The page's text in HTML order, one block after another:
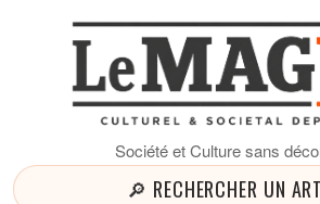
Société et Culture sans
🔎 RECHERCHER UN